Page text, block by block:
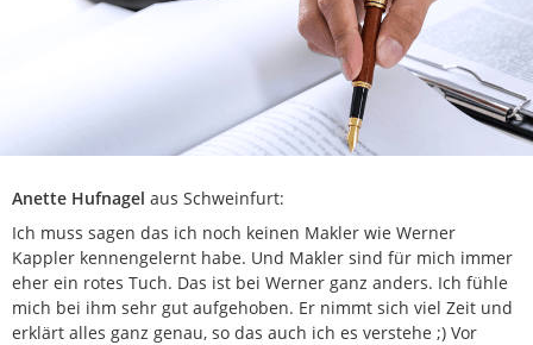
Anette Hufnagel aus Schweinfurt:
Ich muss sagen das ich noch keinen Makler wie Werner
Kappler kennengelernt habe. Und Makler sind für mich immer
eher ein rotes Tuch. Das ist bei Werner ganz anders. Ich fühle
mich bei ihm sehr gut aufgehoben. Er nimmt sich viel Zeit und
erklärt alles ganz genau, so das auch ich es verstehe ;) Vor